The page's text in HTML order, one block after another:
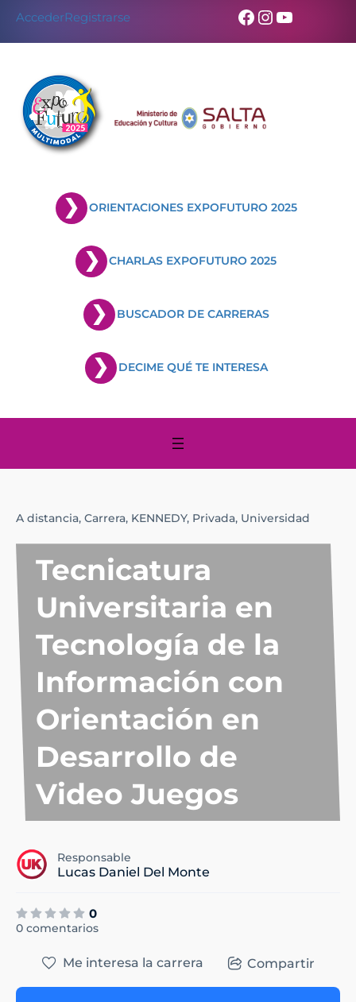
AccederRegistrarse Facebook
Instagram
YouTube
ORIENTACIONES EXPOFUTURO 2025
CHARLAS EXPOFUTURO 2025
BUSCADOR DE CARRERAS
DECIME QUÉ TE INTERESA
A distancia, Carrera, KENNEDY, Privada, Universidad
Tecnicatura
Universitaria en
Tecnología de la
Información con
Orientación en
Desarrollo de
Video Juegos
Responsable
Lucas Daniel Del Monte
0
0 comentarios
Me interesa la carrera Compartir